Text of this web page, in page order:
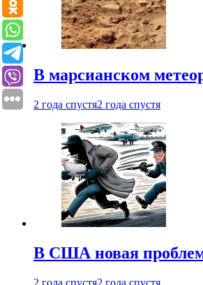
В марсианском
2 года спустя2 года спустя
В США новая
2 года спустя2 года спустя